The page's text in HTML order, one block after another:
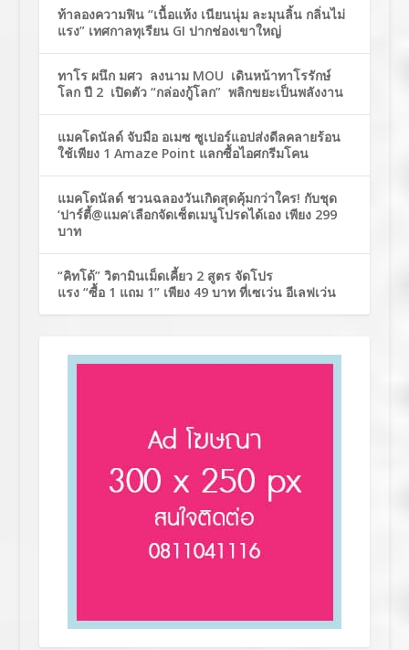
ท้าลองความฟิน “เนื้อแห้ง เนียนนุ่ม ละมุนลิ้น กลิ่นไม่
แรง” เทศกาลทุเรียน GI ปากช่องเขาใหญ่
ทาโร ผนึก มศว ลงนาม MOU เดินหน้าทาโรรักษ์
โลก ปี 2 เปิดตัว “กล่องกู้โลก” พลิกขยะเป็นพลังงาน
แมคโดนัลด์ จับมือ อเมซ ซูเปอร์แอปส่งดีลคลายร้อน
ใช้เพียง 1 Amaze Point แลกซื้อไอศกรีมโคน
แมคโดนัลด์ ชวนฉลองวันเกิดสุดคุ้มกว่าใคร! กับชุด
‘ปาร์ตี้@แมค’เลือกจัดเซ็ตเมนูโปรดได้เอง เพียง 299
บาท
“คิทโด้” วิตามินเม็ดเคี้ยว 2 สูตร จัดโปร
แรง “ซื้อ 1 แถม 1” เพียง 49 บาท ที่เซเว่น อีเลฟเว่น